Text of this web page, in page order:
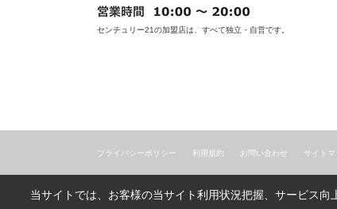
センチュリー21の加盟店は、すべて独立・自営です。
プライバシーポリシー 利用規約 お問い合わせ サイトマ
当サイトでは、お客様の当サイト利用状況把握、サービス